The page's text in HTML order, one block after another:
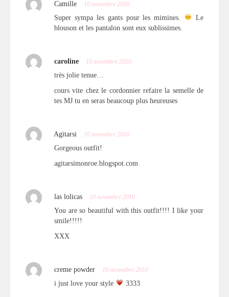
Camille 10 novembre 2010
Super sympa les gants pour les mimines.
Le
blouson et les pantalon sont eux sublissimes.
caroline 10 novembre 2010
très jolie tenue…
cours vite chez le cordonnier refaire la semelle de
tes MJ tu en seras beaucoup plus heureuses
Agitarsi 10 novembre 2010
Gorgeous outfit!
agitarsimonroe.blogspot.com
las lolicas 10 novembre 2010
You are so beautiful with this outfit!!!! I like your
smile!!!!!
XXX
creme powder 10 novembre 2010
i just love your style 3333